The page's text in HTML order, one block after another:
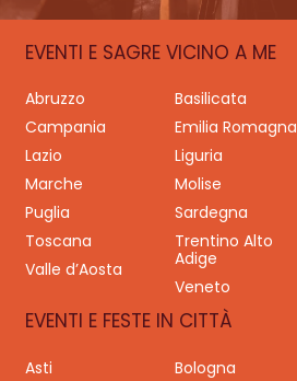
EVENTI E SAGRE VICINO A ME
Abruzzo Basilicata
Campania
Emilia Romagna
Lazio
Liguria
Marche
Molise
Puglia
Sardegna
Toscana
Trentino Alto
Adige
Valle d’Aosta
Veneto
EVENTI E FESTE IN CITTÀ
Asti Bologna